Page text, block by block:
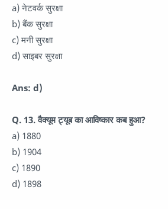
a) नेटवर्क सुरक्षा
b) बैंक सुरक्षा
c) मनी सुरक्षा
d) साइबर सुरक्षा
Ans: d)
Q. 13. वैक्यूम ट्यूब का आविष्कार कब हुआ?
a) 1880
b) 1904
c) 1890
d) 1898